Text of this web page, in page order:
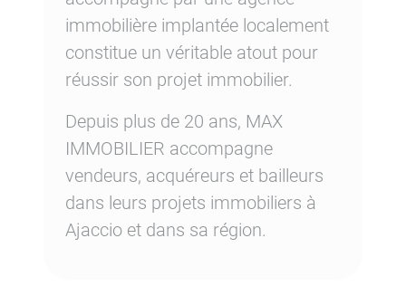
immobilière implantée localement
constitue un véritable atout pour
réussir son projet immobilier.
Depuis plus de 20 ans, MAX
IMMOBILIER accompagne
vendeurs, acquéreurs et bailleurs
dans leurs projets immobiliers à
Ajaccio et dans sa région.